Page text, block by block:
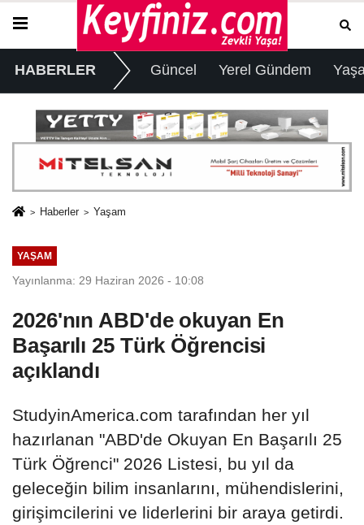
HABERLER Güncel Yerel Gündem
Haberler Yaşam
YAŞAM
Yayınlanma: 29 Haziran 2026 - 10:08
2026'nın ABD'de okuyan En
Başarılı 25 Türk Öğrencisi
açıklandı
StudyinAmerica.com tarafından her yıl
hazırlanan "ABD'de Okuyan En Başarılı 25
Türk Öğrenci" 2026 Listesi, bu yıl da
geleceğin bilim insanlarını, mühendislerini,
girişimcilerini ve liderlerini bir araya getirdi.